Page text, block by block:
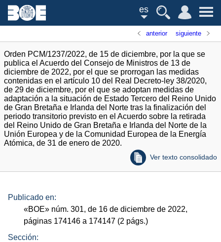
es
anterior siguiente
Orden PCM/1237/2022, de 15 de diciembre, por la que se
publica el Acuerdo del Consejo de Ministros de 13 de
diciembre de 2022, por el que se prorrogan las medidas
contenidas en el artículo 10 del Real Decreto-ley 38/2020,
de 29 de diciembre, por el que se adoptan medidas de
adaptación a la situación de Estado Tercero del Reino Unido
de Gran Bretaña e Irlanda del Norte tras la finalización del
periodo transitorio previsto en el Acuerdo sobre la retirada
del Reino Unido de Gran Bretaña e Irlanda del Norte de la
Unión Europea y de la Comunidad Europea de la Energía
Atómica, de 31 de enero de 2020.
Ver texto consolidado
Publicado en:
«BOE» núm. 301, de 16 de diciembre de 2022,
páginas 174146 a 174147 (2 págs.)
Sección: